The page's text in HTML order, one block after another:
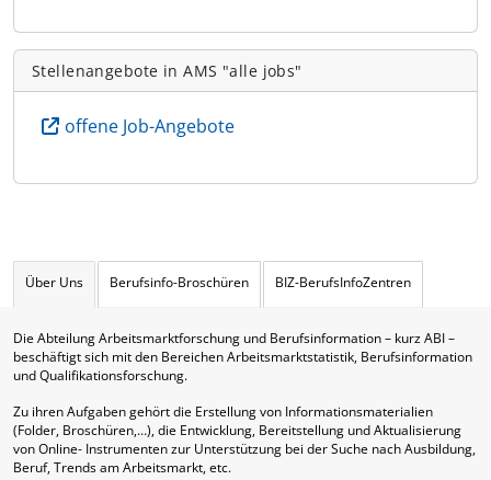
Stellenangebote in AMS "alle jobs"
offene Job-Angebote
Über Uns Berufsinfo-Broschüren BIZ-BerufsInfoZentren
Die Abteilung Arbeitsmarktforschung und Berufsinformation – kurz ABI –
beschäftigt sich mit den Bereichen Arbeitsmarktstatistik, Berufsinformation
und Qualifikationsforschung.
Zu ihren Aufgaben gehört die Erstellung von Informationsmaterialien
(Folder, Broschüren,…), die Entwicklung, Bereitstellung und Aktualisierung
von Online- Instrumenten zur Unterstützung bei der Suche nach Ausbildung,
Beruf, Trends am Arbeitsmarkt, etc.